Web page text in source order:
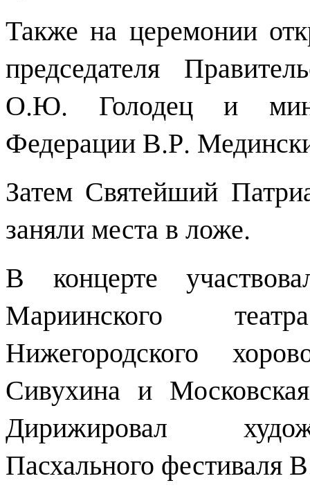
Также на церемонии
председателя
О.Ю. Голодец и
Федерации В.Р.
Затем Святейший
заняли места в ложе.
В концерте
Мариинского
Нижегородского
Сивухина и
Дирижировал
Пасхального фестиваля